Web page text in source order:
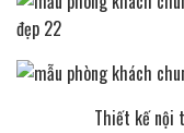
Thiết kế nội